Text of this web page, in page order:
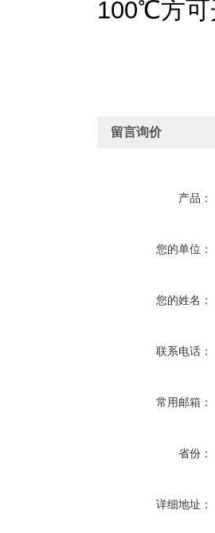
100℃方可
留言询价
产品：
您的单位：
您的姓名：
联系电话：
常用邮箱：
省份：
详细地址：